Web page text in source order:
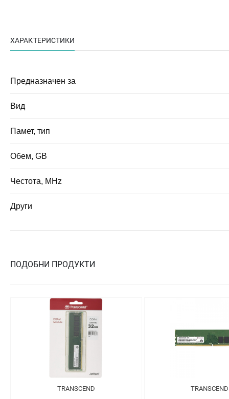
ХАРАКТЕРИСТИКИ
Предназначен за
Вид
Памет, тип
Обем, GB
Честота, MHz
Други
ПОДОБНИ ПРОДУКТИ
TRANSCEND TRANSCEND